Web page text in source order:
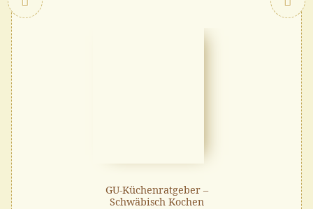
GU-Küchenratgeber –
Schwäbisch Kochen